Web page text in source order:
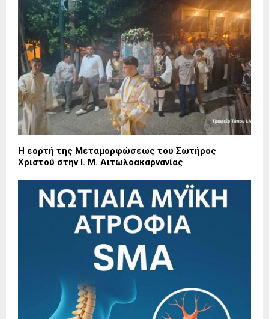
Η εορτή της Μεταμορφώσεως του Σωτήρος
Χριστού στην Ι. Μ. Αιτωλοακαρνανίας